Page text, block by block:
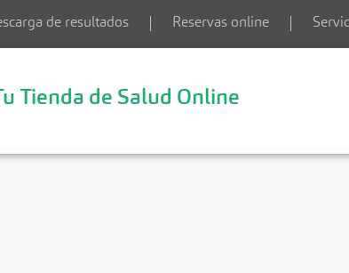
de resultados Reservas online
Tienda de Salud Online